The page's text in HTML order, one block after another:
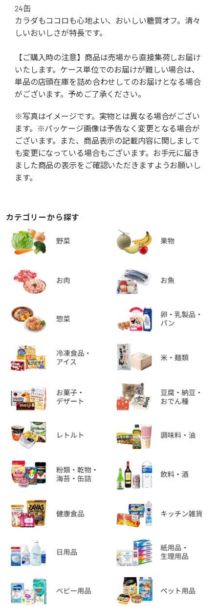
24缶
カラダもココロも心地よい、おいしい糖質オフ。清々
しいおいしさが特長です。
【ご購入時の注意】商品は売場から直接集荷しお届け
いたします。ケース単位でのお届けが難しい場合は、
単品の店頭在庫を詰め合わせしてのお届けとなる場合
がございます。予めご了承ください。
※写真はイメージです。実物とは異なる場合がござい
ます。※パッケージ画像は予告なく変更となる場合が
ございます。また、商品表示の記載内容に関しまして
も変更になっている場合もございます。お手元に届き
ました商品の表示をご確認いただきますようお願いし
ます。
カテゴリーから探す